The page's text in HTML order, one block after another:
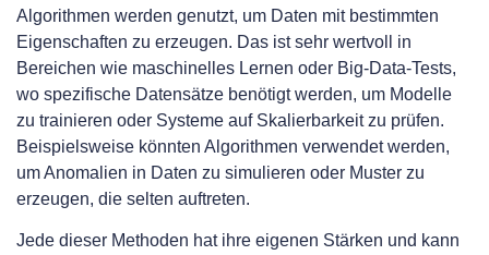
Algorithmen werden genutzt, um Daten mit bestimmten
Eigenschaften zu erzeugen. Das ist sehr wertvoll in
Bereichen wie maschinelles Lernen oder Big-Data-Tests,
wo spezifische Datensätze benötigt werden, um Modelle
zu trainieren oder Systeme auf Skalierbarkeit zu prüfen.
Beispielsweise könnten Algorithmen verwendet werden,
um Anomalien in Daten zu simulieren oder Muster zu
erzeugen, die selten auftreten.
Jede dieser Methoden hat ihre eigenen Stärken und kann